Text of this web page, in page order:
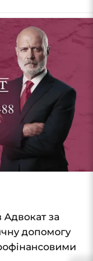
Адвокат за
допомогу